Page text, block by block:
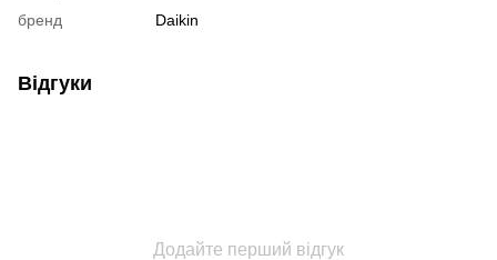
бренд
Daikin
Відгуки
Додайте перший відгук